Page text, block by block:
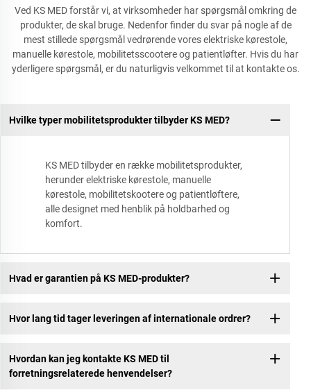
Ved KS MED forstår vi, at virksomheder har spørgsmål omkring de
produkter, de skal bruge. Nedenfor finder du svar på nogle af de
mest stillede spørgsmål vedrørende vores elektriske kørestole,
manuelle kørestole, mobilitetsscootere og patientløfter. Hvis du har
yderligere spørgsmål, er du naturligvis velkommet til at kontakte os.
Hvilke typer mobilitetsprodukter tilbyder KS MED?
KS MED tilbyder en række mobilitetsprodukter,
herunder elektriske kørestole, manuelle
kørestole, mobilitetskootere og patientløftere,
alle designet med henblik på holdbarhed og
komfort.
Hvad er garantien på KS MED-produkter?
Hvor lang tid tager leveringen af internationale ordrer?
Hvordan kan jeg kontakte KS MED til
forretningsrelaterede henvendelser?